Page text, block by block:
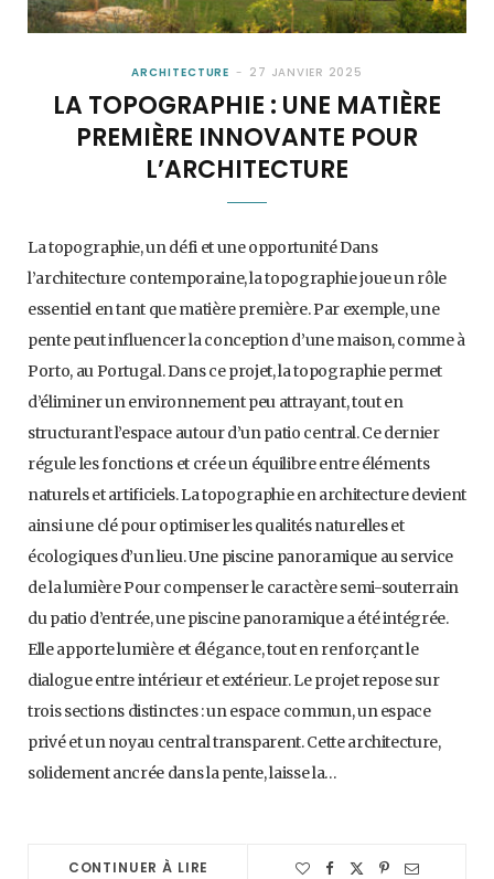
ARCHITECTURE 27 JANVIER 2025
LA TOPOGRAPHIE : UNE MATIÈRE
PREMIÈRE INNOVANTE POUR
L’ARCHITECTURE
La topographie, un défi et une opportunité Dans
l’architecture contemporaine, la topographie joue un rôle
essentiel en tant que matière première. Par exemple, une
pente peut influencer la conception d’une maison, comme à
Porto, au Portugal. Dans ce projet, la topographie permet
d’éliminer un environnement peu attrayant, tout en
structurant l’espace autour d’un patio central. Ce dernier
régule les fonctions et crée un équilibre entre éléments
naturels et artificiels. La topographie en architecture devient
ainsi une clé pour optimiser les qualités naturelles et
écologiques d’un lieu. Une piscine panoramique au service
de la lumière Pour compenser le caractère semi-souterrain
du patio d’entrée, une piscine panoramique a été intégrée.
Elle apporte lumière et élégance, tout en renforçant le
dialogue entre intérieur et extérieur. Le projet repose sur
trois sections distinctes : un espace commun, un espace
privé et un noyau central transparent. Cette architecture,
solidement ancrée dans la pente, laisse la…
CONTINUER À LIRE